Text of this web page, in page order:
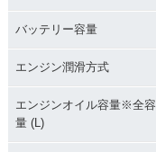
バッテリー容量
エンジン潤滑方式
エンジンオイル容量※全容
量 (L)